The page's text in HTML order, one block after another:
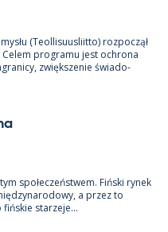
(Teol­li­suus­liitto) roz­począł
pro­gramu jest ochrona
zwiększe­nie świa­do­
społeczeństwem. Fiński ry­nek
a przez to
starzeje...